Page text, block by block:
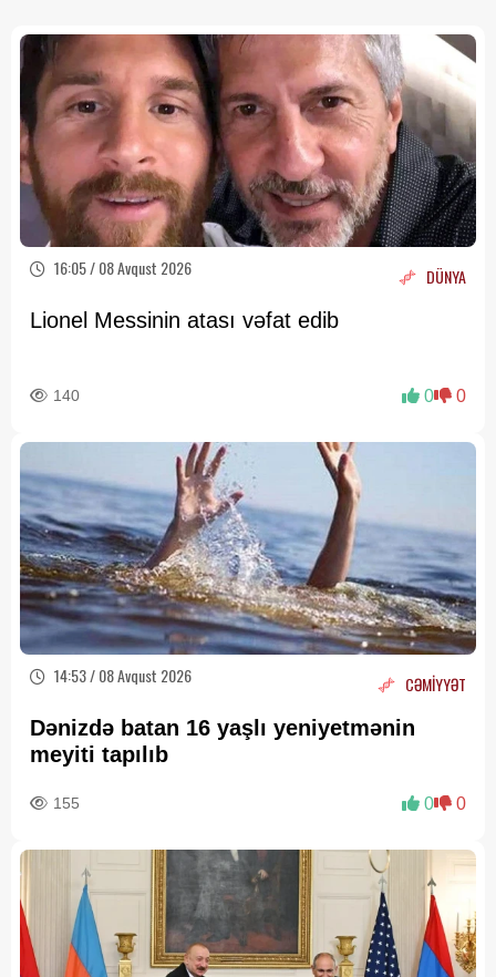
16:05 / 08 Avqust 2026 DÜNYA
Lionel Messinin atası vəfat edib
140 0 0
14:53 / 08 Avqust 2026 CƏMİYYƏT
Dənizdə batan 16 yaşlı yeniyetmənin
meyiti tapılıb
155 0 0